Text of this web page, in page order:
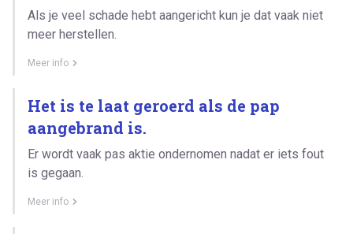
Als je veel schade hebt aangericht kun je dat vaak niet
meer herstellen.
Meer info
Het is te laat geroerd als de pap
aangebrand is.
Er wordt vaak pas aktie ondernomen nadat er iets fout
is gegaan.
Meer info